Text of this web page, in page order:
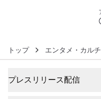
トップ エンタメ・カル
プレスリリース配信